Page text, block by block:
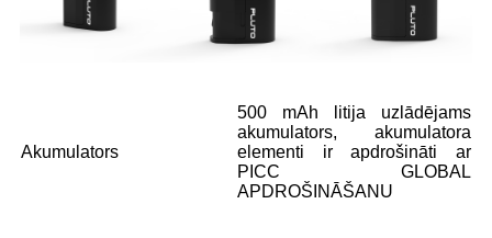
Akumulators
500 mAh litija uzlādējams
akumulators, akumulatora
elementi ir apdrošināti ar
PICC GLOBAL
APDROŠINĀŠANU